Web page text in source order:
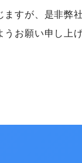
ますが、是非弊
お願い申し上げ